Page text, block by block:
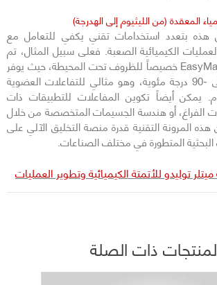
المعقدة (من الليثيوم إلى الهدرجة)
بتعدد استخدامات تقني يكفي للتعامل مع
الكيميائية الصعبة. فعلى سبيل المثال، تم
تصميم EasyMax LowTemp خصيصاً للظروف تحت المحيطة، حيث يوفر
تحكماً دقيقاً يصل إلى -90 درجة مئوية، وهو مثالي للتفاعلات العضوية
يمكن أيضاً تكوين المفاعلات للتطبيقات ذات
الفراغ، أو هندسة الجسيمات المتخصصة من خلال
المرونة التقنية قدرة منصة التخليق الآلي على
المتطورة في مختلف الصناعات.
توليدو للأتمتة الكيميائية وتطوير العمليات
ذات الصلة